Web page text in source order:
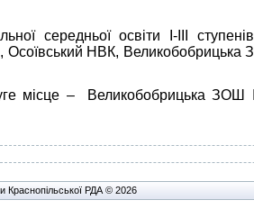
освіти І-ІІІ
Осоївський НВК,
– Великобобрицька ЗОШ І-
Краснопільської РДА © 2026